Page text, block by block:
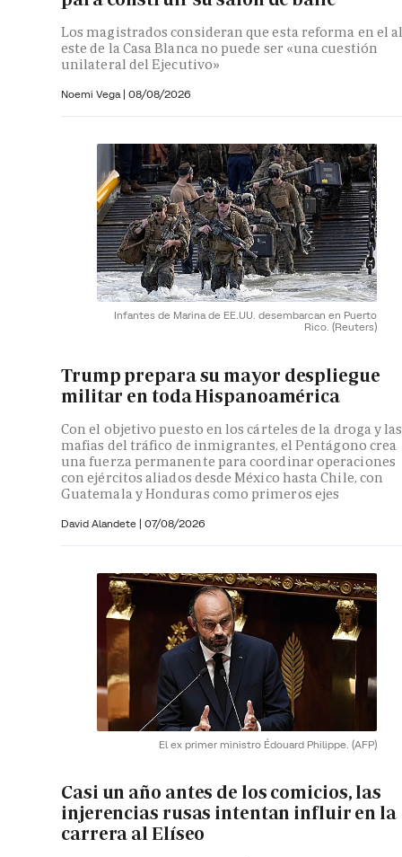
Los magistrados consideran que esta reforma en el
este de la Casa Blanca no puede ser «una cuestión
unilateral del Ejecutivo»
Noemi Vega | 08/08/2026
Infantes de Marina de EE.UU. desembarcan en Puerto
Rico. (Reuters)
Trump prepara su mayor despliegue
militar en toda Hispanoamérica
Con el objetivo puesto en los cárteles de la droga y las
mafias del tráfico de inmigrantes, el Pentágono crea
una fuerza permanente para coordinar operaciones
con ejércitos aliados desde México hasta Chile, con
Guatemala y Honduras como primeros ejes
David Alandete | 07/08/2026
El ex primer ministro Édouard Philippe. (AFP)
Casi un año antes de los comicios, las
injerencias rusas intentan influir en la
carrera al Elíseo